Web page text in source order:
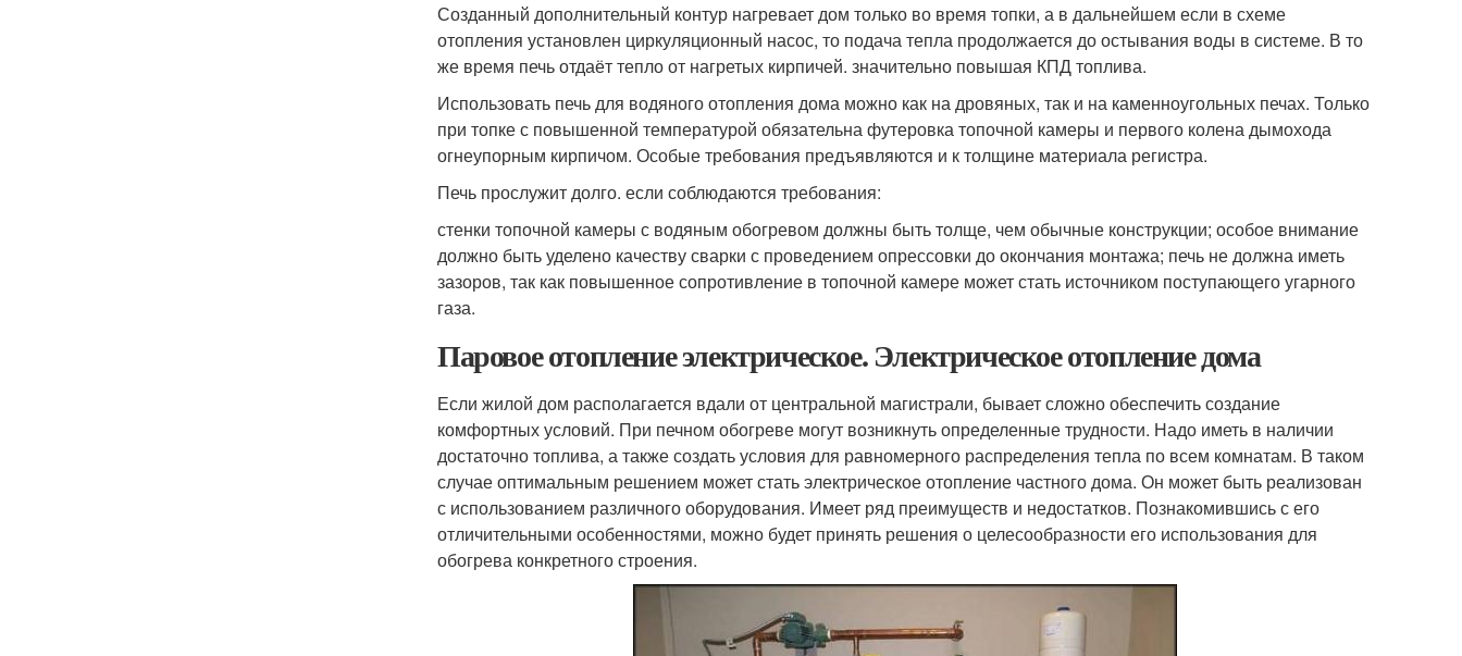
Созданный дополнительный контур нагревает дом только во время топки, а в дальнейшем если в схеме
отопления установлен циркуляционный насос, то подача тепла продолжается до остывания воды в системе. В то
же время печь отдаёт тепло от нагретых кирпичей. значительно повышая КПД топлива.
Использовать печь для водяного отопления дома можно как на дровяных, так и на каменноугольных печах. Только
при топке с повышенной температурой обязательна футеровка топочной камеры и первого колена дымохода
огнеупорным кирпичом. Особые требования предъявляются и к толщине материала регистра.
Печь прослужит долго. если соблюдаются требования:
стенки топочной камеры с водяным обогревом должны быть толще, чем обычные конструкции; особое внимание
должно быть уделено качеству сварки с проведением опрессовки до окончания монтажа; печь не должна иметь
зазоров, так как повышенное сопротивление в топочной камере может стать источником поступающего угарного
газа.
Паровое отопление электрическое. Электрическое отопление дома
Если жилой дом располагается вдали от центральной магистрали, бывает сложно обеспечить создание
комфортных условий. При печном обогреве могут возникнуть определенные трудности. Надо иметь в наличии
достаточно топлива, а также создать условия для равномерного распределения тепла по всем комнатам. В таком
случае оптимальным решением может стать электрическое отопление частного дома. Он может быть реализован
с использованием различного оборудования. Имеет ряд преимуществ и недостатков. Познакомившись с его
отличительными особенностями, можно будет принять решения о целесообразности его использования для
обогрева конкретного строения.